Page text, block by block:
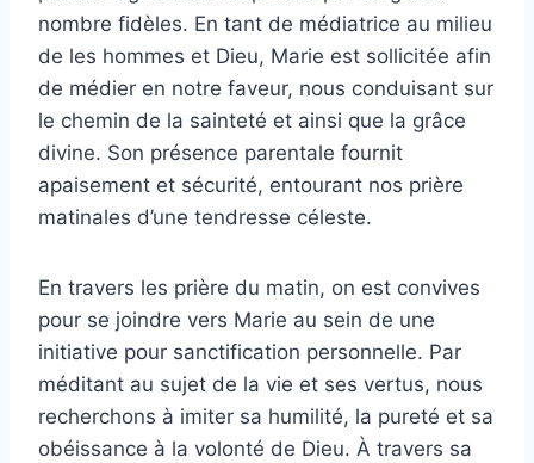
nombre fidèles. En tant de médiatrice au milieu
de les hommes et Dieu, Marie est sollicitée afin
de médier en notre faveur, nous conduisant sur
le chemin de la sainteté et ainsi que la grâce
divine. Son présence parentale fournit
apaisement et sécurité, entourant nos prière
matinales d’une tendresse céleste.
En travers les prière du matin, on est convives
pour se joindre vers Marie au sein de une
initiative pour sanctification personnelle. Par
méditant au sujet de la vie et ses vertus, nous
recherchons à imiter sa humilité, la pureté et sa
obéissance à la volonté de Dieu. À travers sa